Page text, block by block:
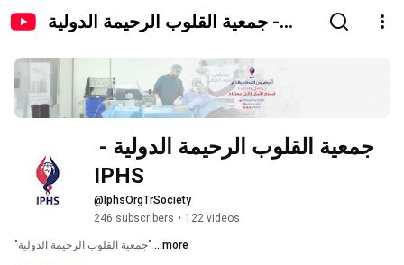
جمعية القلوب الرحيمة الدولية -
IPHS
@IphsOrgTrSociety
246 subscribers • 122 videos
"جمعية القلوب الرحيمة الدولية" ...more